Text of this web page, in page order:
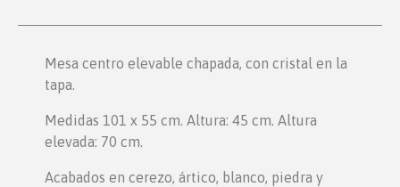
Mesa centro elevable chapada, con cristal en la
tapa.
Medidas 101 x 55 cm. Altura: 45 cm. Altura
elevada: 70 cm.
Acabados en cerezo, ártico, blanco, piedra y